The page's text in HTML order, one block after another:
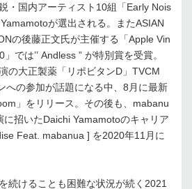
・国内アーティスト10組「Early Nois
が選出される。またASIAN
の後藤正文氏が主催する「Apple Vin
では’’ Andless ” が特別賞を受賞。
の大正製薬「リポビタンD」TVCM
への参加が話題になる中、8月に最新
」をリリース。その後も、mabanu
招いたDaichi Yamamotoのキャリア
Feat. mabanua ] を2020年11月に
続けることも困難な状況が続く2021